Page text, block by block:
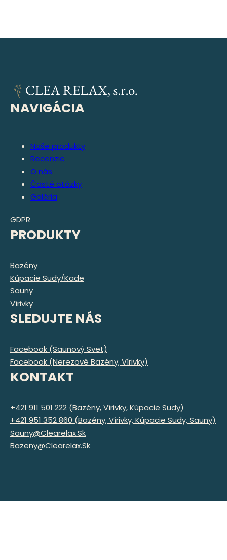
NAVIGÁCIA
Naše produkty
Recenzie
O nás
Časté otázky
Galéria
GDPR
PRODUKTY
Bazény
Kúpacie Sudy/kade
Sauny
Vírivky
SLEDUJTE NÁS
Facebook (Saunový Svet)
Facebook (Nerezové Bazény, Vírivky)
KONTAKT
+421 911 501 222 (bazény, Vírivky, Kúpacie Sudy)
+421 951 352 860 (bazény, Vírivky, Kúpacie Sudy, Sauny)
Sauny@clearelax.sk
Bazeny@clearelax.sk